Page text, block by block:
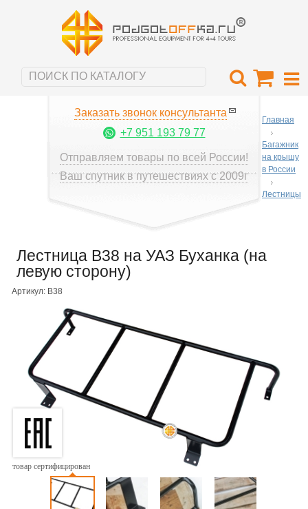
Заказать звонок консультанта
+7 951 193 79 77
Отправляем товары по всей России!
Ваш спутник в путешествиях с 2009г
Главная
Багажник
на крышу
в России
Лестницы
Лестница B38 на УАЗ Буханка (на
левую сторону)
Артикул: B38
товар сертифицирован